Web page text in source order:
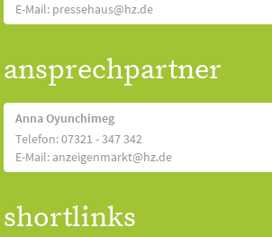
E-Mail: pressehaus@hz.de
ansprechpartner
Anna Oyunchimeg
Telefon: 07321 - 347 342
E-Mail: anzeigenmarkt@hz.de
shortlinks